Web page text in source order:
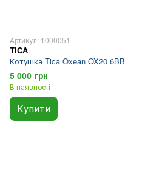
Артикул: 1000051
TICA
Котушка Tica Oxean OX20 6BB
5 000 грн
В наявності
Купити